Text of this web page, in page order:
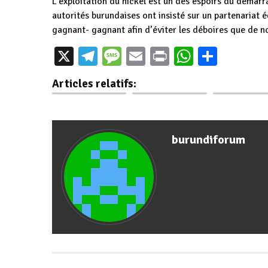
autorités burundaises ont insisté sur un partenariat
gagnant- gagnant afin d’éviter les déboires que de
X Telegram
Message
EmailPrintWhatsApp
Articles relatifs:
Burundi – USA :
autour du nickel…
Burundi : 6 834
000 USD déjà
burundiforum